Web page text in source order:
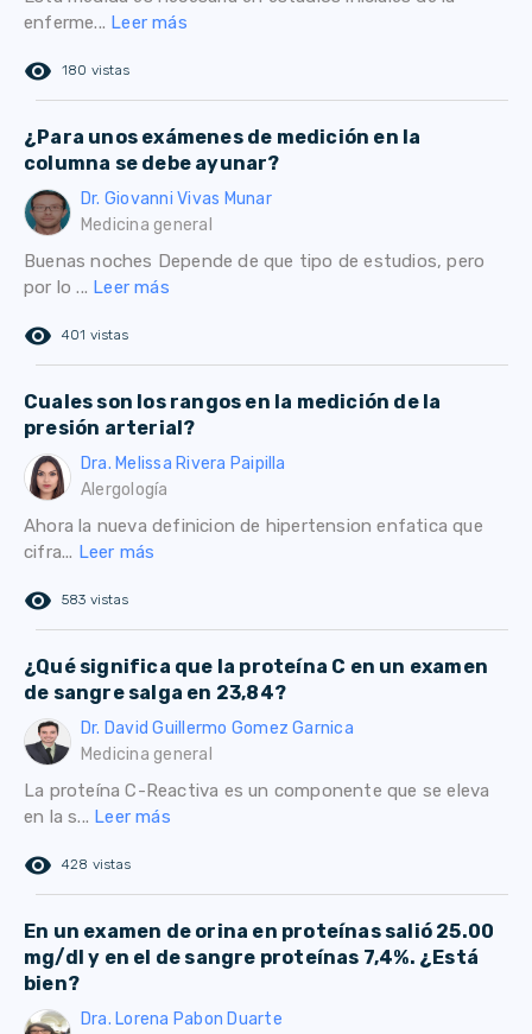
enferme... Leer más
remove_red_eye 180 vistas
¿Para unos exámenes de medición en la
columna se debe ayunar?
Dr. Giovanni Vivas Munar
Medicina general
Buenas noches Depende de que tipo de estudios, pero
por lo ... Leer más
remove_red_eye 401 vistas
Cuales son los rangos en la medición de la
presión arterial?
Dra. Melissa Rivera Paipilla
Alergología
Ahora la nueva definicion de hipertension enfatica que
cifra... Leer más
remove_red_eye 583 vistas
¿Qué significa que la proteína C en un examen
de sangre salga en 23,84?
Dr. David Guillermo Gomez Garnica
Medicina general
La proteína C-Reactiva es un componente que se eleva
en la s... Leer más
remove_red_eye 428 vistas
En un examen de orina en proteínas salió 25.00
mg/dl y en el de sangre proteínas 7,4%. ¿Está
bien?
Dra. Lorena Pabon Duarte